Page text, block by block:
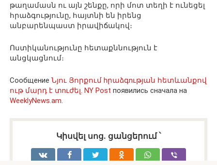
թաղամասն ու այն շենքը, որի մոտ տեղի է ունեցել
հրաձգությունը, հայտնի են իրենց
անբարենպաստ իրավիճակով։
Ոստիկանությունը հետաքննություն է
անցկացնում։
Сообщение Նյու Յորքում hրաձգnւթյան հետևանքով
ութ մարդ է տnւժել. NY Post появились сначала на
WeeklyNews.am.
Կիսվել սոց․ ցանցերում ՝